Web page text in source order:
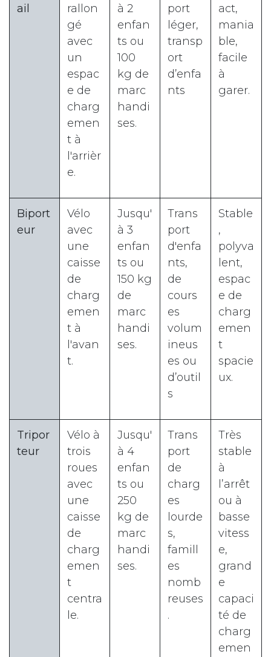
ail
rallon
gé
avec
un
espac
e de
charg
emen
t à
l'arrièr
e.
à 2
enfan
ts ou
100
kg de
marc
handi
ses.
port
léger,
transp
ort
d’enfa
nts
act,
mania
ble,
facile
à
garer.
Biport
eur
Vélo
avec
une
caisse
de
charg
emen
t à
l'avan
t.
Jusqu'
à 3
enfan
ts ou
150 kg
de
marc
handi
ses.
Trans
port
d'enfa
nts,
de
cours
es
volum
ineus
es ou
d’outil
s
Stable
,
polyva
lent,
espac
e de
charg
emen
t
spacie
ux.
Tripor
teur
Vélo à
trois
roues
avec
une
caisse
de
charg
emen
t
centra
le.
Jusqu'
à 4
enfan
ts ou
250
kg de
marc
handi
ses.
Trans
port
de
charg
es
lourde
s,
famill
es
nomb
reuses
.
Très
stable
à
l’arrêt
ou à
basse
vitess
e,
grand
e
capaci
té de
charg
emen